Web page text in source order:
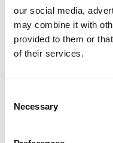
our social media,
may combine it with
provided to them or
of their services.
Selection
Necessary
AJAX
Rengöringsmedel
Toalett wc power 750 ml spray
119SEK